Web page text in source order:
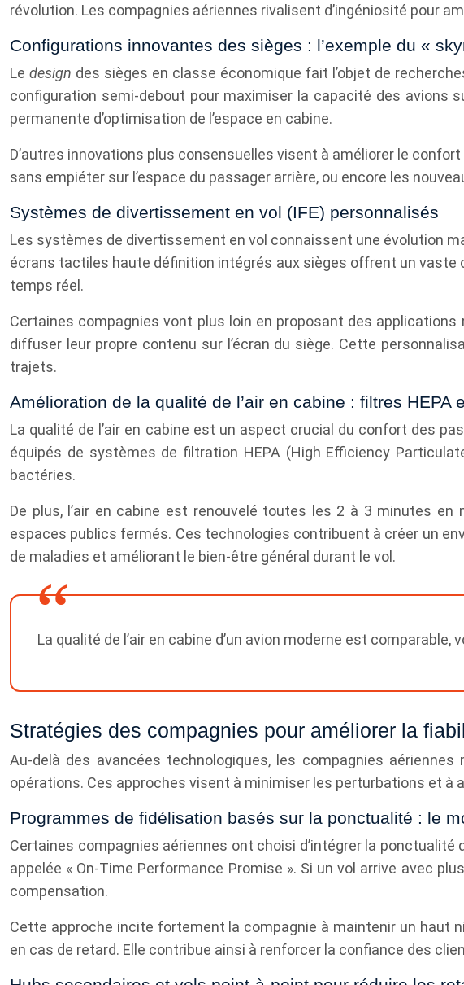
révolution. Les compagnies aériennes rivalisent d’ingéniosité pour
Configurations innovantes des sièges : l’exemple du «
Le design des sièges en classe économique fait l’objet de
configuration semi-debout pour maximiser la capacité des avions
permanente d’optimisation de l’espace en cabine.
D’autres innovations plus consensuelles visent à améliorer le
sans empiéter sur l’espace du passager arrière, ou encore les
Systèmes de divertissement en vol (IFE) personnalisés
Les systèmes de divertissement en vol connaissent une évolution
écrans tactiles haute définition intégrés aux sièges offrent un vaste
temps réel.
Certaines compagnies vont plus loin en proposant des
diffuser leur propre contenu sur l’écran du siège. Cette
trajets.
Amélioration de la qualité de l’air en cabine : filtres HEPA
La qualité de l’air en cabine est un aspect crucial du confort des
équipés de systèmes de filtration HEPA (High Efficiency
bactéries.
De plus, l’air en cabine est renouvelé toutes les 2 à 3 minutes
espaces publics fermés. Ces technologies contribuent à créer un
de maladies et améliorant le bien-être général durant le vol.
La qualité de l’air en cabine d’un avion moderne est comparable,
Stratégies des compagnies pour améliorer la
Au-delà des avancées technologiques, les compagnies
opérations. Ces approches visent à minimiser les perturbations et
Programmes de fidélisation basés sur la ponctualité : le
Certaines compagnies aériennes ont choisi d’intégrer la
appelée « On-Time Performance Promise ». Si un vol arrive avec
compensation.
Cette approche incite fortement la compagnie à maintenir un haut
en cas de retard. Elle contribue ainsi à renforcer la confiance des